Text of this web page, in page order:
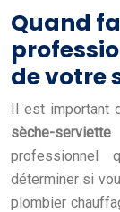
Quand
de votre
Il est important
sèche-
professionnel
déterminer si
plombier